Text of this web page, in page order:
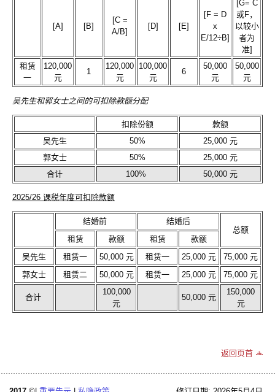
[A] [B]
[C =
A/B]
[D] [E]
[F = D
x
E/12÷B]
[G= C
或F，
以较小
者为
准]
租赁
一
120,000
元
1
120,000
元
100,000
元
6
50,000
元
50,000
元
吴先生和郭女士之间的可扣除款额分配
扣除份额
款额
吴先生
50%
25,000 元
郭女士
50%
25,000 元
合计
100% 50,000 元
2025/26 课税年度可扣除款额
结婚前
结婚后
总额
租赁
款额 租赁
款额
吴先生
租赁一 50,000 元 租赁一 25,000 元
75,000 元
郭女士
租赁二 50,000 元 租赁一 25,000 元 75,000 元
合计
100,000
元
50,000 元
150,000
元
返回页首